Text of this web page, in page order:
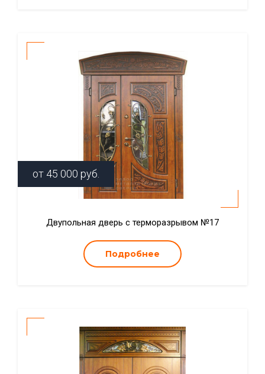
от 45 000 руб.
Двупольная дверь с терморазрывом №17
Подробнее